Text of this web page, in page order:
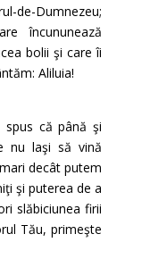
de-Dum­nezeu;
încununează
bolii şi care îi
Aliluia!
spus că până şi
nu laşi să vină
decât putem
şi puterea de a
slăbiciunea firii
Tău, primeşte